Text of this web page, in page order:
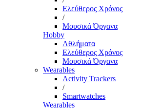
Ελεύθερος Χρόνος
/
Μουσικά Όργανα
Hobby
Αθλήματα
Ελεύθερος Χρόνος
Μουσικά Όργανα
Wearables
Activity Trackers
/
Smartwatches
Wearables